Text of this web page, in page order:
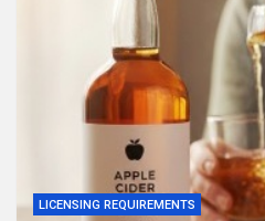
LICENSING REQUIREMENTS